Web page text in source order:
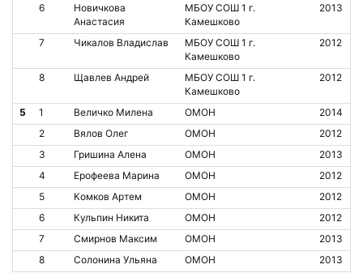
6
Новичкова
Анастасия
МБОУ СОШ 1 г.
Камешково
2013
7 Чикалов Владислав
МБОУ СОШ 1 г.
Камешково
2012
8 Щавлев Андрей
МБОУ СОШ 1 г.
Камешково
2012
5 1 Величко Милена ОМОН
2014
2
Вялов Олег ОМОН
2012
3
Гришина Алена ОМОН
2013
4
Ерофеева Марина ОМОН
2012
5
Комков Артем ОМОН
2012
6
Кульпин Никита ОМОН
2012
7
Смирнов Максим ОМОН
2013
8
Солонина Ульяна ОМОН
2013